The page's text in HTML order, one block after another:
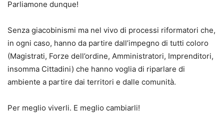
Parliamone dunque!
Senza giacobinismi ma nel vivo di processi riformatori che,
in ogni caso, hanno da partire dall’impegno di tutti coloro
(Magistrati, Forze dell’ordine, Amministratori, Imprenditori,
insomma Cittadini) che hanno voglia di riparlare di
ambiente a partire dai territori e dalle comunità.
Per meglio viverli. E meglio cambiarli!